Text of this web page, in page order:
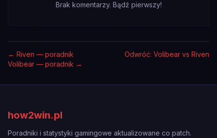
Brak komentarzy. Bądź pierwszy!
← Riven — poradnik
Odwróć: Volibear vs Riven
Volibear — poradnik →
how2win.pl
Poradniki i statystyki gamingowe aktualizowane co patch.